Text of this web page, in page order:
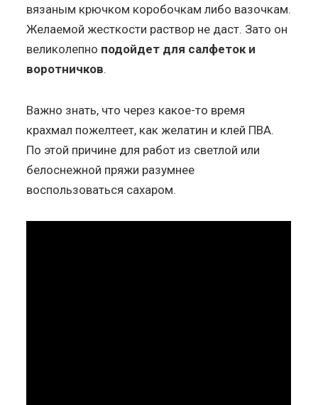
вязаным крючком коробочкам либо вазочкам.
Желаемой жесткости раствор не даст. Зато он
великолепно подойдет для салфеток и
воротничков.
Важно знать, что через какое-то время
крахмал пожелтеет, как желатин и клей ПВА.
По этой причине для работ из светлой или
белоснежной пряжи разумнее
воспользоваться сахаром.